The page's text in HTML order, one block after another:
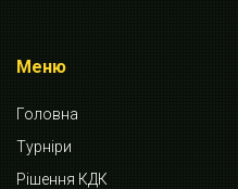
Меню
Головна
Турніри
Рішення КДК